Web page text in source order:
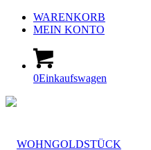
WARENKORB
MEIN KONTO
0Einkaufswagen